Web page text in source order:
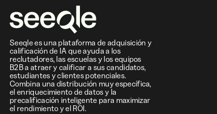
Seeqle es una plataforma de adquisición y
calificación de IA que ayuda a los
reclutadores, las escuelas y los equipos
B2B a atraer y calificar a sus candidatos,
estudiantes y clientes potenciales.
Combina una distribución muy específica,
el enriquecimiento de datos y la
precalificación inteligente para maximizar
el rendimiento y el ROI.